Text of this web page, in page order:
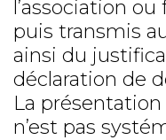
l’association
puis transmis
ainsi du
déclaration de
La
n’est pas